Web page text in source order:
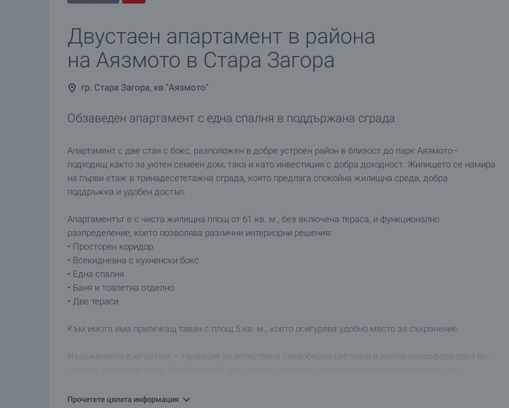
Двустаен апартамент в района
на Аязмото в Стара Загора
гр. Стара Загора, кв."Аязмото"
Обзаведен апартамент с една спалня в поддържана сграда
Апартамент с две стаи с бокс, разположен в добре устроен район в близост до парк Аязмото–
подходящ както за уютен семеен дом, така и като инвестиция с добра доходност. Жилището се намира
на първи етаж в тринадесететажна сграда, която предлага спокойна жилищна среда, добра
поддръжка и удобен достъп.
Апартаментът е с чиста жилищна площ от 61 кв. м., без включена тераса, и функционално
разпределение, което позволява различни интериорни решения:
• Просторен коридор
• Всекидневна с кухненски бокс
• Една спалня
• Баня и тоалетна отделно
• Две тераси
Към имота има прилежащ таван с площ 5 кв. м., което осигурява удобно място за съхранение.
Изложението е югоизток – гаранция за естествена следобедна светлина и уютна атмосфера през по-
Прочетете цялата информация